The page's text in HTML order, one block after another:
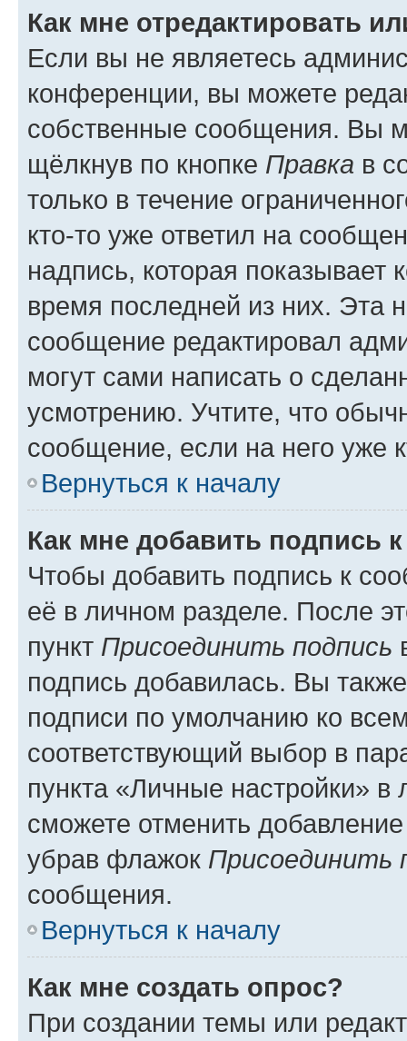
Как мне отредактировать
Если вы не являетесь
конференции, вы можете
собственные сообщения. Вы
щёлкнув по кнопке Правка в
только в течение
кто-то уже ответил на
надпись, которая показывает
время последней из них. Эта
сообщение редактировал
могут сами написать о
усмотрению. Учтите, что
сообщение, если на него уже
Вернуться к началу
Как мне добавить подпись
Чтобы добавить подпись к
её в личном разделе. После
пункт Присоединить подпись
подпись добавилась. Вы
подписи по умолчанию ко
соответствующий выбор в
пункта «Личные настройки»
сможете отменить
убрав флажок Присоединить
сообщения.
Вернуться к началу
Как мне создать опрос?
При создании темы или